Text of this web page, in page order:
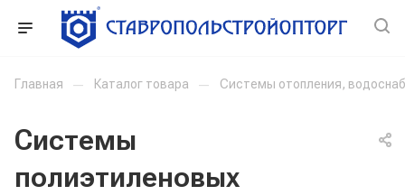
Главная — Каталог товара — Системы отопления,
Системы
полиэтиленовых